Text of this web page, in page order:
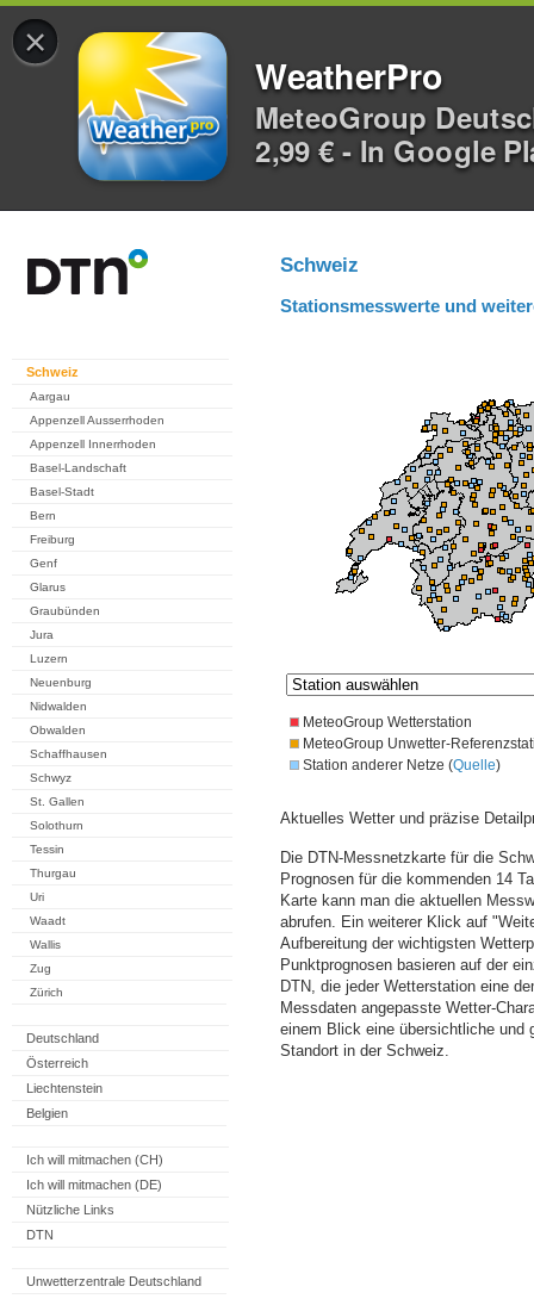
×
WeatherPro
MeteoGroup
2,99 € - In Google
Schweiz
Aargau
Appenzell Ausserrhoden
Appenzell Innerrhoden
Basel-Landschaft
Basel-Stadt
Bern
Freiburg
Genf
Glarus
Graubünden
Jura
Luzern
Neuenburg
Nidwalden
Obwalden
Schaffhausen
Schwyz
St. Gallen
Solothurn
Tessin
Thurgau
Uri
Waadt
Wallis
Zug
Zürich
Deutschland
Österreich
Liechtenstein
Belgien
Ich will mitmachen (CH)
Ich will mitmachen (DE)
Nützliche Links
DTN
Unwetterzentrale Deutschland
Schweiz
Stationsmesswerte und
MeteoGroup Wetterstation
MeteoGroup Unwetter-
Station anderer Netze (Quelle)
Aktuelles Wetter und präzise
Die DTN-Messnetzkarte für die
Prognosen für die kommenden 14
Karte kann man die aktuellen
abrufen. Ein weiterer Klick auf
Aufbereitung der wichtigsten
Punktprognosen basieren auf der
DTN, die jeder Wetterstation eine
Messdaten angepasste Wetter-
einem Blick eine übersichtliche und
Standort in der Schweiz.